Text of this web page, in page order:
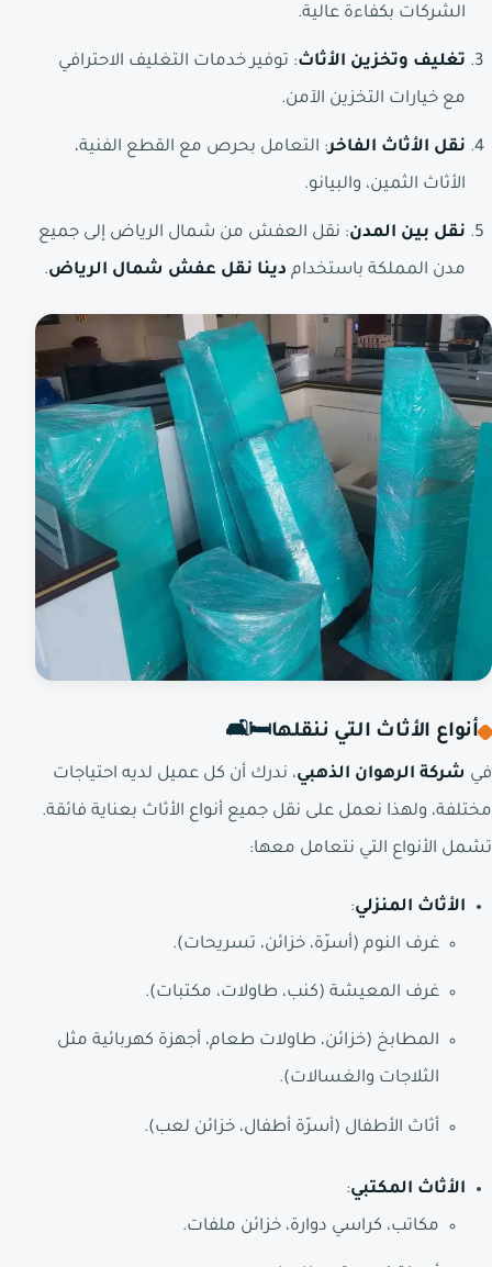
الشركات بكفاءة عالية.
تغليف وتخزين الأثاث: توفير خدمات التغليف الاحترافي
مع خيارات التخزين الآمن.
نقل الأثاث الفاخر: التعامل بحرص مع القطع الفنية،
الأثاث الثمين، والبيانو.
نقل بين المدن: نقل العفش من شمال الرياض إلى جميع
مدن المملكة باستخدام دينا نقل عفش شمال الرياض.
أنواع الأثاث التي ننقلها🛏️🛋️
في شركة الرهوان الذهبي، ندرك أن كل عميل لديه احتياجات
مختلفة، ولهذا نعمل على نقل جميع أنواع الأثاث بعناية فائقة.
تشمل الأنواع التي نتعامل معها:
الأثاث المنزلي:
غرف النوم (أسرّة، خزائن، تسريحات).
غرف المعيشة (كنب، طاولات، مكتبات).
المطابخ (خزائن، طاولات طعام، أجهزة كهربائية مثل
الثلاجات والغسالات).
أثاث الأطفال (أسرّة أطفال، خزائن لعب).
الأثاث المكتبي:
مكاتب، كراسي دوارة، خزائن ملفات.